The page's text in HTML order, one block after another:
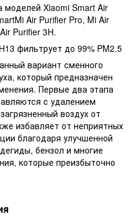
моделей Xiaomi Smart Air
Air Purifier Pro, Mi Air
Purifier 3H.
фильтрует до 99% PM2.5
вариант сменного
который предназначен
Первые два этапа
с удалением
воздух от
избавляет от неприятных
благодаря улучшенной
бензол и многие
которые преизбыточно